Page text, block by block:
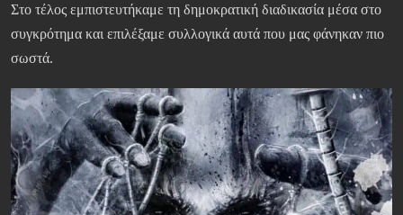
Στο τέλος εμπιστευτήκαμε τη δημοκρατική διαδικασία μέσα στο
συγκρότημα και επιλέξαμε συλλογικά αυτά που μας φάνηκαν πιο
σωστά.